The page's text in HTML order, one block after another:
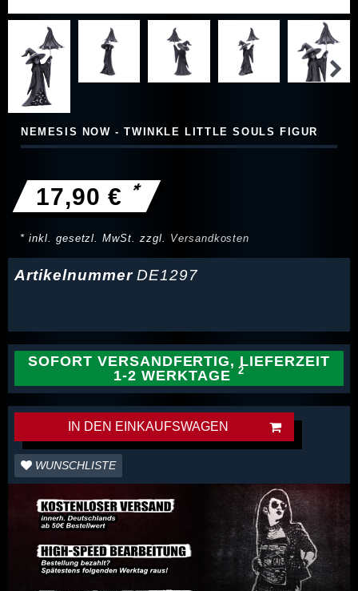
NEMESIS NOW - TWINKLE LITTLE SOULS FIGUR
17,90 € *
* inkl. gesetzl. MwSt. zzgl. Versandkosten
ArtikelnummerDE1297
SOFORT VERSANDFERTIG, LIEFERZEIT
1-2 WERKTAGE
IN DEN EINKAUFSWAGEN
WUNSCHLISTE